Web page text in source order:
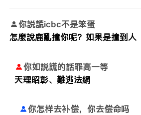
你説謊icbc不是笨蛋
怎麼說鹿亂撞你呢？如果是撞到人
你如説謊的話罪高一等
天理昭彰、難逃法網
你怎样去补偿，你去偿命吗